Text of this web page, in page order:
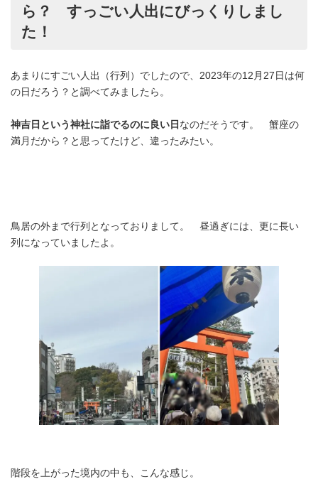
ら？ すっごい人出にびっくりしまし
た！
あまりにすごい人出（行列）でしたので、2023年の12月27日は何
の日だろう？と調べてみましたら。
神吉日という神社に詣でるのに良い日 なのだそうです。 蟹座の
満月だから？と思ってたけど、違ったみたい。
鳥居の外まで行列となっておりまして。 昼過ぎには、更に長い
列になっていましたよ。
階段を上がった境内の中も、こんな感じ。